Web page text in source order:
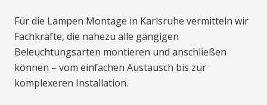
Für die Lampen Montage in Karlsruhe vermitteln wir
Fachkräfte, die nahezu alle gängigen
Beleuchtungsarten montieren und anschließen
können – vom einfachen Austausch bis zur
komplexeren Installation.